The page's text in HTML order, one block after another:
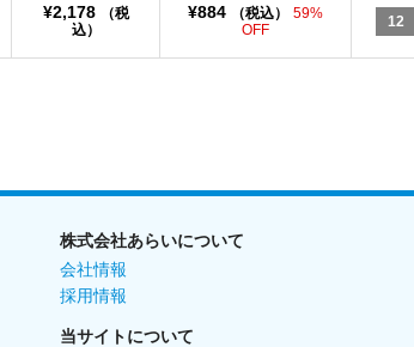
¥2,178
（税
込）
¥884 （税込）
59%
OFF
12
株式会社あらいについて
会社情報
採用情報
当サイトについて